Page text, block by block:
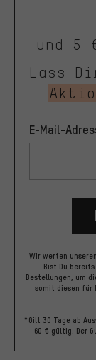
und 5
Lass
E-Mail-
Wir werten
Bist Du
Bestellungen, um
somit diesen für
*Gilt 30 Tage ab
60 € gültig. Der